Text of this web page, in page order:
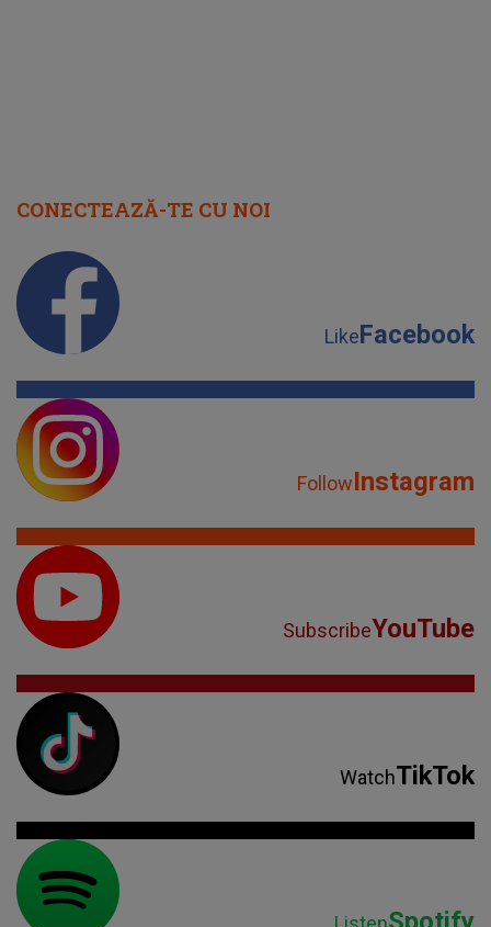
CONECTEAZĂ-TE CU NOI
LikeFacebook
FollowInstagram
SubscribeYouTube
WatchTikTok